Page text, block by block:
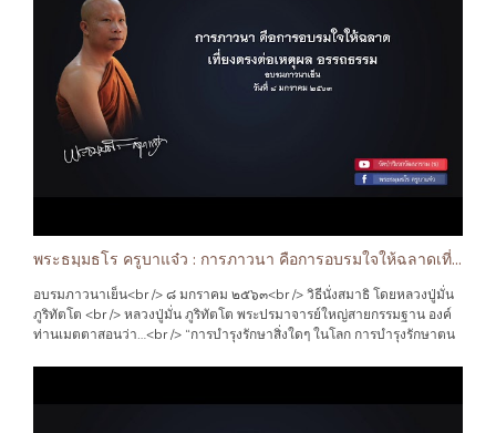
ของตนให้ตั้งมั่น ชำระจิตใจของตนให้ผ่องใส ทำใจให้สงบสบาย หลวงปู่มั่น
องค์ท่านกล่าวว่า …<br /> “การภาวนา คือการอบรมใจให้ฉลาดเที่ยงตรงต่อ
เหตุผล อรรถธรรม รู้จักวิธีปฏิบัติต่อตัวเองและสิ่งทั้งหลาย ไม่ให้จิตผาดโผน
โลดเต้นแบบไม่มีฝั่งมีฝา ยึดการภาวนาเป็นรั้วกั้นความคิดฟุ้งของใจให้อยู่ใน
เหตุผล อันจะเป็นทางแห่งความสงบสุขใจ ที่ยังมิได้รับการอบรมจากการ
ภาวนา”<br /> ก่อนอื่นที่เราจะนั่งสมาธิภาวนา ให้หาสถานที่อันเป็นมุมสงบ
นั่งเข้าที่เอาขาขวาทับขาซ้าย เอามือขวาทับมือซ้าย ตั้งกายให้ตรงดำรงสติให้
มั่น ไม่เอียงซ้ายนัก ไม่เอียงขวานัก ไม่ก้มนัก ไม่เงยนัก ทำตัวให้สบายๆ ดูท่า
การประทับนั่งของพระพุทธรูปเป็นแบบอย่าง (หากไม่สะดวกที่จะนั่งอยู่ขัด
สมาธิอยู่กับพื้น ก็ให้นั่งบนเก้าอี้หรืออะไรก็ได้ตามแต่สะดวก) เราเริ่มฝึกหัดนั่ง
เมื่อนั่งเข้าที่เรียบร้อยแล้ว ให้กล่าวคำอธิษฐานภาวนา เพื่อเป็นการบูชาคุณ
พระพุทธเจ้าผู้เป็นศาสดาเอกของโลก ผู้เป็นครูของเทวดาและมนุษย์ทั้งหลาย
บูชาคุณพระธรรม บูชาคุณพระสงฆ์ กล่าวตามดังนี้<br /> “สาธุ ข้าพเจ้าจะนั่ง
สมาธิภาวนา บูชาคุณพระพุทธเจ้า บูชาคุณพระธรรม บูชาคุณพระสงฆ์ บูชา
คุณบิดามารดา บูชาคุณครูอุปัชฌาย์อาจารย์ ตลอดจนผู้มีพระคุณทั้งหลาย ขอ
จงเป็นพลวปัจจัยแด่พระนิพพานของข้าพเจ้า และขอให้ข้าพเจ้ามีสติปัญญา
อยู่ภายในใจได้ตลอดกาลนานเทอญ”<br /> ภายหลังจากที่กล่าวคำอธิษฐาน
พระธมฺมธโร ครูบาแจ๋ว : การภาวนา คือการอบรมใจให้ฉลาดเที่ยงตรงต่อเหตุผล อรรถธรรม
อบรมภาวนาเย็น<br /> ๘ มกราคม ๒๕๖๓<br /> วิธีนั่งสมาธิ โดยหลวงปู่มั่น
ภูริทัตโต <br /> หลวงปู่มั่น ภูริทัตโต พระปรมาจารย์ใหญ่สายกรรมฐาน องค์
ท่านเมตตาสอนว่า…<br /> “การบำรุงรักษาสิ่งใดๆ ในโลก การบำรุงรักษาตน